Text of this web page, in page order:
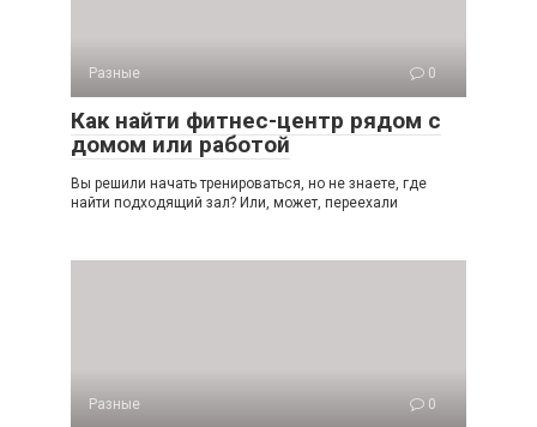
Разные 0
Как найти фитнес-центр рядом с
домом или работой
Вы решили начать тренироваться, но не знаете, где
найти подходящий зал? Или, может, переехали
Разные 0